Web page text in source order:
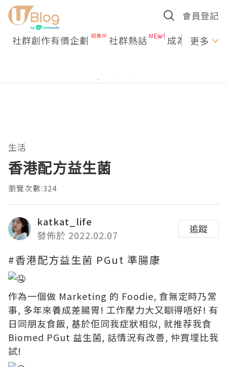
會員登記
社群創作有價企劃 社群熱話 成為U更多
生活
香港配方益生菌
瀏覽次數:324
katkat_life
發佈於 2022.02.07
追蹤
#香港配方益生菌 PGut 準腸康
作為一個做 Marketing 的 Foodie, 食無定時乃常
事, 多年來養成差腸胃! 工作壓力大又瞓得唔好! 有
日同朋友食飯, 基於佢同我症狀相似, 就推荐我食
Biomed PGut 益生菌, 話情況有改善, 仲買埋比我
試!